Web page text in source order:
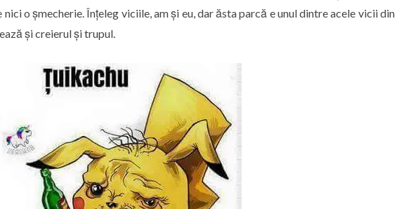
o șmecherie. Înțeleg viciile, am și eu, dar ăsta parcă e unul dintre acele vicii din
și creierul și trupul.